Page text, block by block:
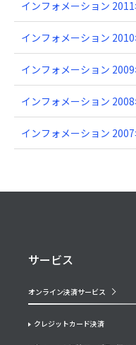
インフォメーション
インフォメーション
インフォメーション
インフォメーション
インフォメーション
サービス
オンライン決済サービス
クレジットカード決済